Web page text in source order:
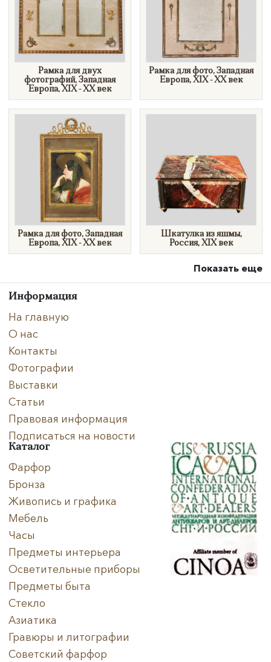
Рамка для двух
фотографий, Западная
Европа, XIX - XX век
Рамка для фото, Западная
Европа, XIX - XX век
Рамка для фото, Западная
Европа, XIX - XX век
​Шкатулка из яшмы,
Россия, XIX век
Показать еще
Информация
На главную
О нас
Контакты
Фотографии
Выставки
Статьи
Правовая информация
Подписаться на новости
Каталог
Фарфор
Бронза
Живопись и графика
Мебель
Часы
Предметы интерьера
Осветительные приборы
Предметы быта
Стекло
Азиатика
Гравюры и литографии
Советский фарфор